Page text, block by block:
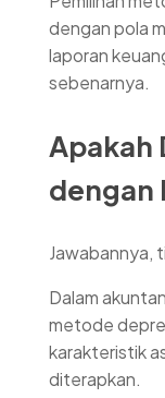
dengan pola
laporan
sebenarnya.
Apakah
dengan
Jawabannya,
Dalam
metode
karakteristik
diterapkan.